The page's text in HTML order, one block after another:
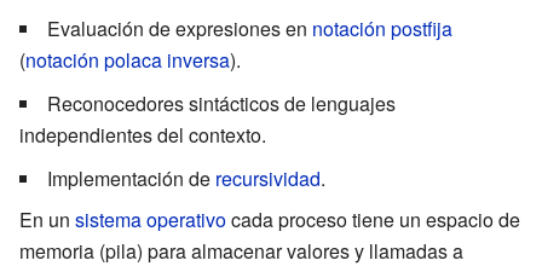
Evaluación de expresiones en notación postfija
(notación polaca inversa).
Reconocedores sintácticos de lenguajes
independientes del contexto.
Implementación de recursividad.
En un sistema operativocada proceso tiene un espacio de
memoria (pila) para almacenar valores y llamadas a